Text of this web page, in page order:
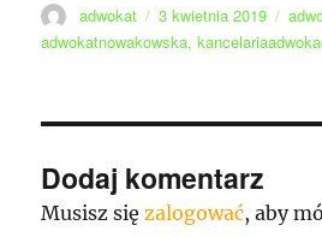
Autor
adwokat
Data
publikacji
3 kwietnia 2019 Tagi
adwokatnowakowska,
Dodaj komentarz
Musisz sięzalogować, aby